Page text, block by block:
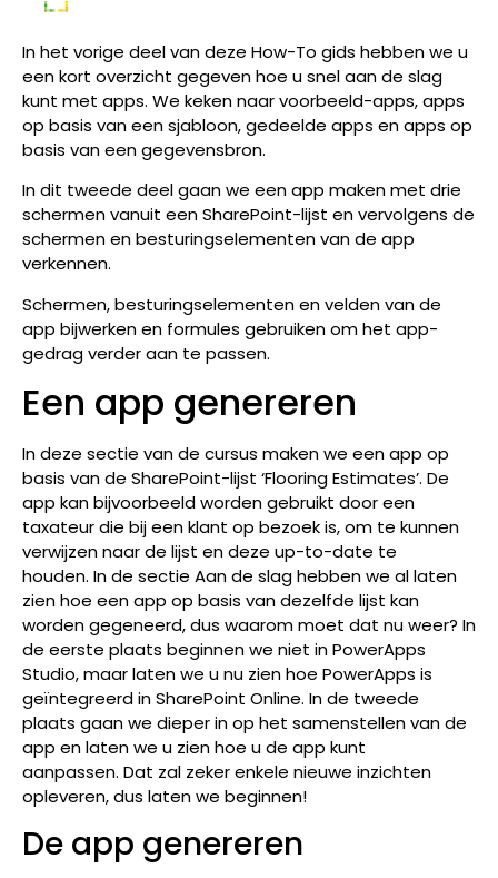
In het vorige deel van deze How-To gids hebben we u
een kort overzicht gegeven hoe u snel aan de slag
kunt met apps. We keken naar voorbeeld-apps, apps
op basis van een sjabloon, gedeelde apps en apps op
basis van een gegevensbron.
In dit tweede deel gaan we een app maken met drie
schermen vanuit een SharePoint-lijst en vervolgens de
schermen en besturingselementen van de app
verkennen.
Schermen, besturingselementen en velden van de
app bijwerken en formules gebruiken om het app-
gedrag verder aan te passen.
Een app genereren
In deze sectie van de cursus maken we een app op
basis van de SharePoint-lijst ‘Flooring Estimates’. De
app kan bijvoorbeeld worden gebruikt door een
taxateur die bij een klant op bezoek is, om te kunnen
verwijzen naar de lijst en deze up-to-date te
houden. In de sectie Aan de slag hebben we al laten
zien hoe een app op basis van dezelfde lijst kan
worden gegeneerd, dus waarom moet dat nu weer? In
de eerste plaats beginnen we niet in PowerApps
Studio, maar laten we u nu zien hoe PowerApps is
geïntegreerd in SharePoint Online. In de tweede
plaats gaan we dieper in op het samenstellen van de
app en laten we u zien hoe u de app kunt
aanpassen. Dat zal zeker enkele nieuwe inzichten
opleveren, dus laten we beginnen!
De app genereren